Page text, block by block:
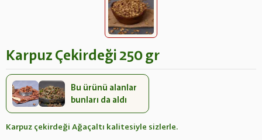
Karpuz Çekirdeği 250 gr
Bu ürünü alanlar
bunları da aldı
Karpuz çekirdeği Ağaçaltı kalitesiyle sizlerle.